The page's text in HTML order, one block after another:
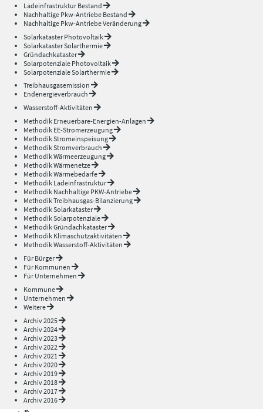
Ladeinfrastruktur Bestand
Nachhaltige Pkw-Antriebe Bestand
Nachhaltige Pkw-Antriebe Veränderung
Solarkataster Photovoltaik
Solarkataster Solarthermie
Gründachkataster
Solarpotenziale Photovoltaik
Solarpotenziale Solarthermie
Treibhausgasemission
Endenergieverbrauch
Wasserstoff-Aktivitäten
Methodik Erneuerbare-Energien-Anlagen
Methodik EE-Stromerzeugung
Methodik Stromeinspeisung
Methodik Stromverbrauch
Methodik Wärmeerzeugung
Methodik Wärmenetze
Methodik Wärmebedarfe
Methodik Ladeinfrastruktur
Methodik Nachhaltige PKW-Antriebe
Methodik Treibhausgas-Bilanzierung
Methodik Solarkataster
Methodik Solarpotenziale
Methodik Gründachkataster
Methodik Klimaschutzaktivitäten
Methodik Wasserstoff-Aktivitäten
Für Bürger
Für Kommunen
Für Unternehmen
Kommune
Unternehmen
Weitere
Archiv 2025
Archiv 2024
Archiv 2023
Archiv 2022
Archiv 2021
Archiv 2020
Archiv 2019
Archiv 2018
Archiv 2017
Archiv 2016